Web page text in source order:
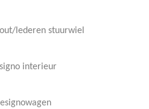
lederen stuurwiel
interieur